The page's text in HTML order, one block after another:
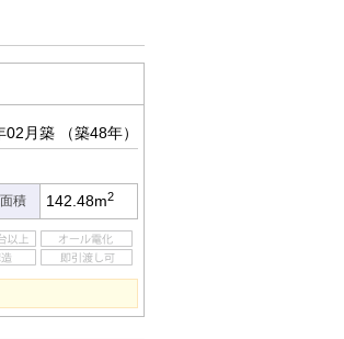
02月築
（築48年）
積 142.48m2